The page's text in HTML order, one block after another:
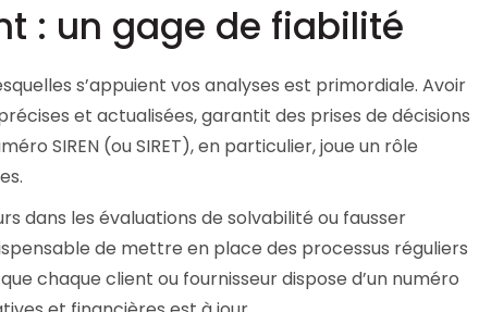
: un gage de fiabilité
s’appuient vos analyses est primordiale. Avoir
et actualisées, garantit des prises de décisions
SIREN (ou SIRET), en particulier, joue un rôle
dans les évaluations de solvabilité ou fausser
de mettre en place des processus réguliers
chaque client ou fournisseur dispose d’un numéro